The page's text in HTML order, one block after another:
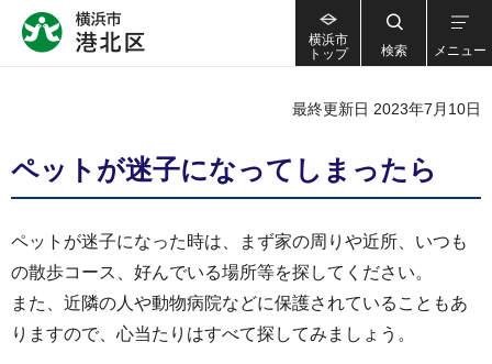
横浜市
トップ
検索 メニュー
最終更新日 2023年7月10日
ペットが迷子になってしまったら
ペットが迷子になった時は、まず家の周りや近所、いつも
の散歩コース、好んでいる場所等を探してください。
また、近隣の人や動物病院などに保護されていることもあ
りますので、心当たりはすべて探してみましょう。